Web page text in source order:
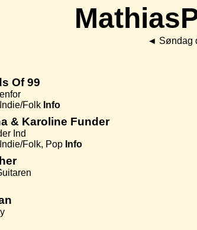
◄ Søndag
Of 99
Folk Info
& Karoline Funder
Ind
Folk, Pop Info